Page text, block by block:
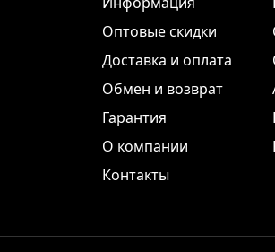
Оптовые скидки
Доставка и оплата
Обмен и возврат
Гарантия
О компании
Контакты